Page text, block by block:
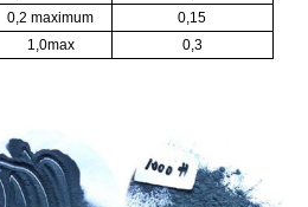
0,2 maximum
0,15
1,0max 0,3